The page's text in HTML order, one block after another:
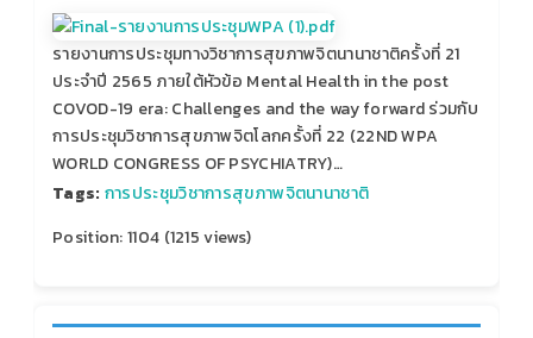
รายงานการประชุมทางวิชาการสุขภาพจิตนานาชาติครั้งที่ 21
ประจำปี 2565 ภายใต้หัวข้อ Mental Health in the post
COVOD-19 era: Challenges and the way forward ร่วมกับ
การประชุมวิชาการสุขภาพจิตโลกครั้งที่ 22 (22ND WPA
WORLD CONGRESS OF PSYCHIATRY)…
Tags: การประชุมวิชาการสุขภาพจิตนานาชาติ
Position:1104 (1215views)